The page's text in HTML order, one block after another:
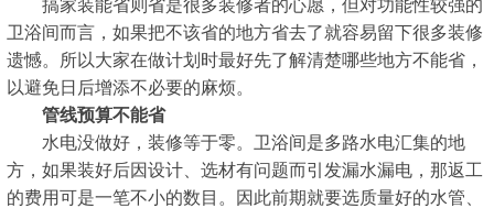
搞家装能省则省是很多装修者的心愿，但对功能性较强的
卫浴间而言，如果把不该省的地方省去了就容易留下很多装修
遗憾。所以大家在做计划时最好先了解清楚哪些地方不能省，
以避免日后增添不必要的麻烦。
管线预算不能省
水电没做好，装修等于零。卫浴间是多路水电汇集的地
方，如果装好后因设计、选材有问题而引发漏水漏电，那返工
的费用可是一笔不小的数目。因此前期就要选质量好的水管、